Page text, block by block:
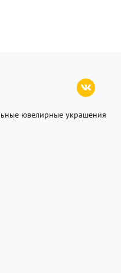
ювелирные украшения